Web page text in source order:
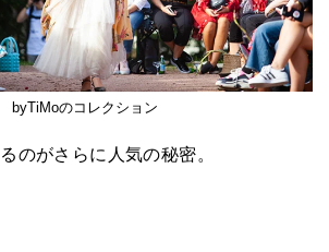
byTiMoのコレクション
のがさらに人気の秘密。